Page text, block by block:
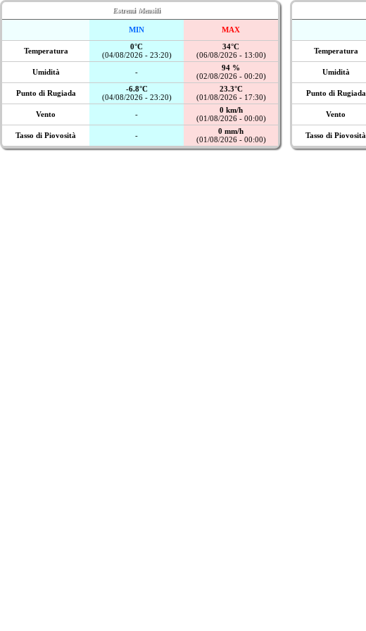
Estremi Mensili
MIN MAX
Temperatura
0°C
(04/08/2026 - 23:20)
34°C
(06/08/2026 - 13:00)
Umidità
-
94 %
(02/08/2026 - 00:20)
Punto di Rugiada
-6.8°C
(04/08/2026 - 23:20)
23.3°C
(01/08/2026 - 17:30)
Vento
-
0 km/h
(01/08/2026 - 00:00)
Tasso di Piovosità
-
0 mm/h
(01/08/2026 - 00:00)
Temperatura
Umidità
Punto di Rugiada
Vento
Tasso di Piovosità